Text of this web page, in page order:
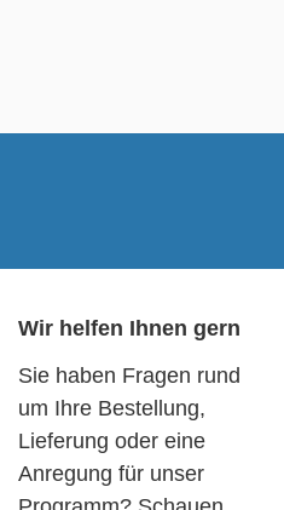
Wir helfen Ihnen gern
Sie haben Fragen rund
um Ihre Bestellung,
Lieferung oder eine
Anregung für unser